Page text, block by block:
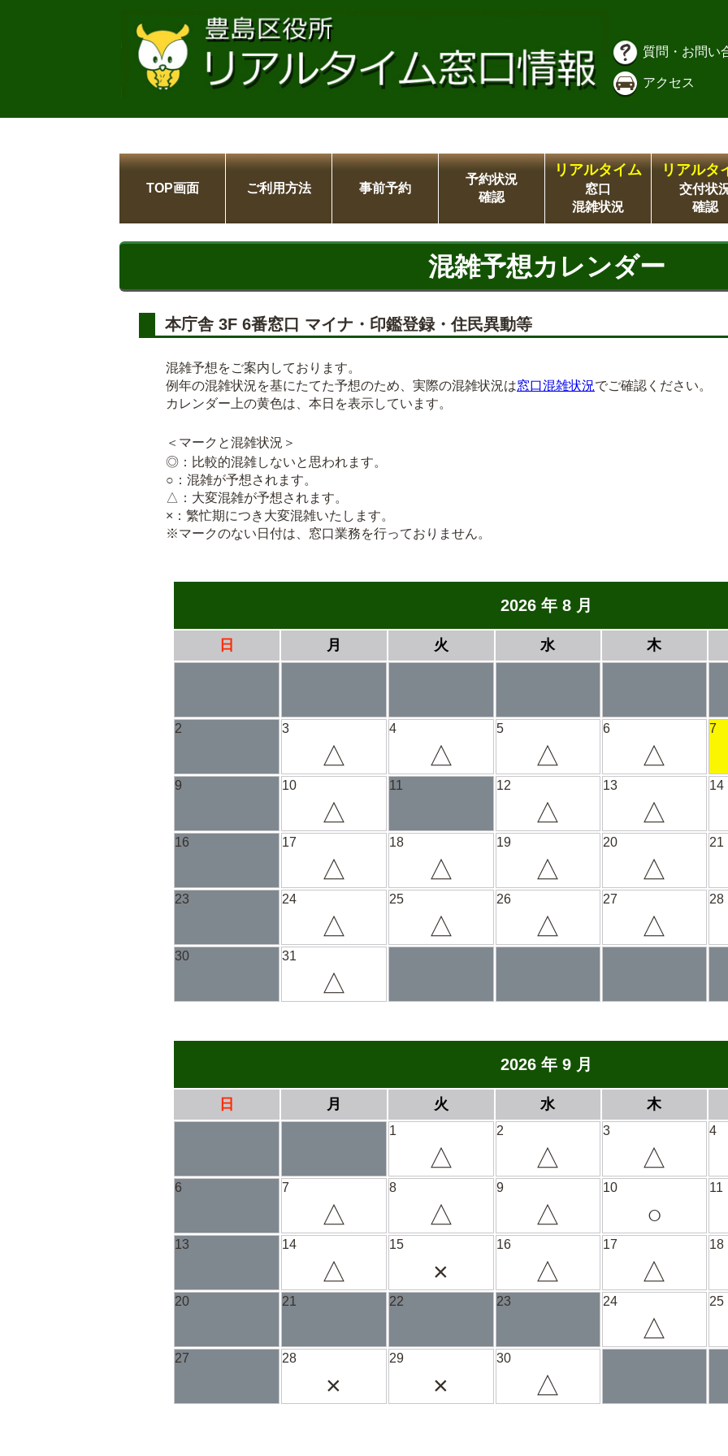
質問・お問い
アクセス
TOP画面 ご利用方法 事前予約
予約状況
確認
リアルタイム
窓口
混雑状況
リアルタ
交付状
確認
混雑予想カレンダー
本庁舎 3F 6番窓口 マイナ・印鑑登録・住民異動等
混雑予想をご案内しております。
例年の混雑状況を基にたてた予想のため、実際の混雑状況は窓口混雑状況でご確認ください。
カレンダー上の黄色は、本日を表示しています。
＜マークと混雑状況＞
◎：比較的混雑しないと思われます。
○：混雑が予想されます。
△：大変混雑が予想されます。
×：繁忙期につき大変混雑いたします。
※マークのない日付は、窓口業務を行っておりません。
2026 年 8 月
日 月 火 水 木
2 3
△
4
△
5
△
6
△
7
9 10
△
11 12
△
13
△
14
16 17
△
18
△
19
△
20
△
21
23 24
△
25
△
26
△
27
△
28
30 31
△
2026 年 9 月
日 月 火 水 木
1
△
2
△
3
△
4
6 7
△
8
△
9
△
10
○
11
13 14
△
15
×
16
△
17
△
18
20 21 22 23 24
△
25
27 28
×
29
×
30
△